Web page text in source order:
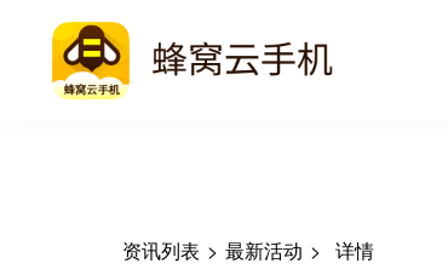
资讯列表 > 最新活动 > 详情